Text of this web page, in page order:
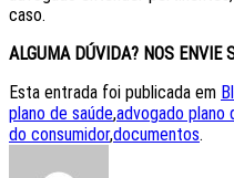
caso.
ALGUMA DÚVIDA? NOS ENVIE
Esta entrada foi publicada em
plano de saúde,advogado plano
do consumidor,documentos.